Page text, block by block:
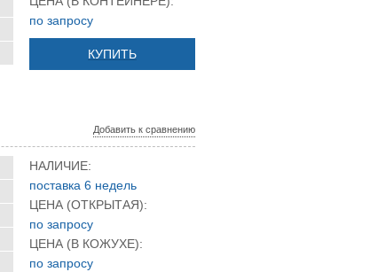
по запросу
КУПИТЬ
Добавить к сравнению
НАЛИЧИЕ:
поставка 6 недель
ЦЕНА (ОТКРЫТАЯ):
по запросу
ЦЕНА (В КОЖУХЕ):
по запросу